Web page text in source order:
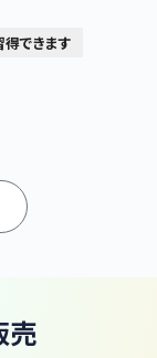
人お
この
できます
売